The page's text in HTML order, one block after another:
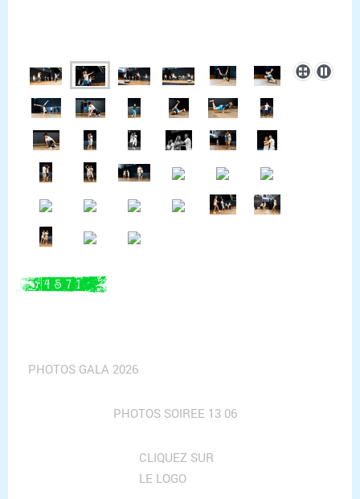
PHOTOS GALA 2026
PHOTOS SOIREE 13 06
CLIQUEZ SUR
LE LOGO